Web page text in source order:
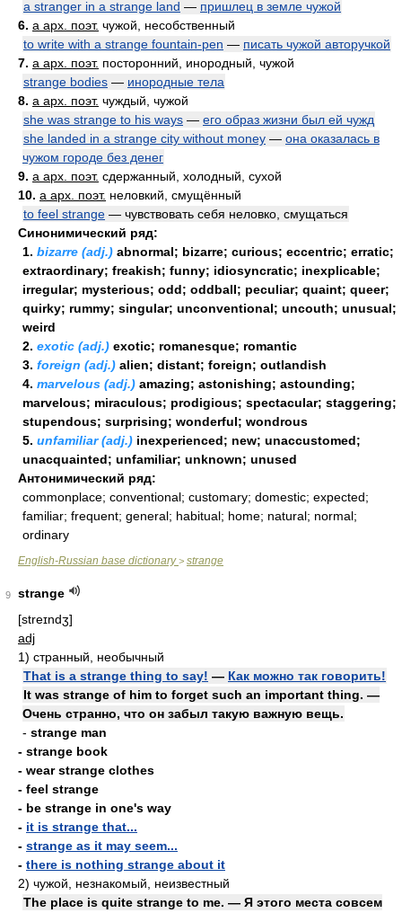
a stranger in a strange land — пришлец в земле чужой
6. a арх. поэт. чужой, несобственный
to write with a strange fountain-pen — писать чужой авторучкой
7. a арх. поэт. посторонний, инородный, чужой
strange bodies — инородные тела
8. a арх. поэт. чуждый, чужой
she was strange to his ways — его образ жизни был ей чужд
she landed in a strange city without money — она оказалась в
чужом городе без денег
9. a арх. поэт. сдержанный, холодный, сухой
10. a арх. поэт. неловкий, смущённый
to feel strange — чувствовать себя неловко, смущаться
Синонимический ряд:
1. bizarre (adj.) abnormal; bizarre; curious; eccentric; erratic;
extraordinary; freakish; funny; idiosyncratic; inexplicable;
irregular; mysterious; odd; oddball; peculiar; quaint; queer;
quirky; rummy; singular; unconventional; uncouth; unusual;
weird
2. exotic (adj.) exotic; romanesque; romantic
3. foreign (adj.) alien; distant; foreign; outlandish
4. marvelous (adj.) amazing; astonishing; astounding;
marvelous; miraculous; prodigious; spectacular; staggering;
stupendous; surprising; wonderful; wondrous
5. unfamiliar (adj.) inexperienced; new; unaccustomed;
unacquainted; unfamiliar; unknown; unused
Антонимический ряд:
commonplace; conventional; customary; domestic; expected;
familiar; frequent; general; habitual; home; natural; normal;
ordinary
English-Russian base dictionary> strange
9
strange
[streɪndʒ]
adj
1) странный, необычный
That is a strange thing to say! — Как можно так говорить!
It was strange of him to forget such an important thing. —
Очень странно, что он забыл такую важную вещь.
- strange man
- strange book
- wear strange clothes
- feel strange
- be strange in one's way
- it is strange that...
- strange as it may seem...
- there is nothing strange about it
2) чужой, незнакомый, неизвестный
The place is quite strange to me. — Я этого места совсем